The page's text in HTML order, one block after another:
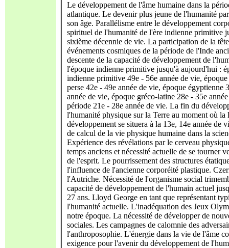
Le développement de l'âme humaine dans la
atlantique. Le devenir plus jeune de l'humanité
son âge. Parallélisme entre le développement
spirituel de l'humanité de l'ère indienne primitive
sixième décennie de vie. La participation de la
événements cosmiques de la période de l'Inde
descente de la capacité de développement de
l'époque indienne primitive jusqu'à aujourd'hui :
indienne primitive 49e - 56e année de vie,
perse 42e - 49e année de vie, époque égyptienne
année de vie, époque gréco-latine 28e - 35e
période 21e - 28e année de vie. La fin du
l'humanité physique sur la Terre au moment où la
développement se situera à la 13e, 14e année de
de calcul de la vie physique humaine dans la
Expérience des révélations par le cerveau
temps anciens et nécessité actuelle de se tourner
de l'esprit. Le pourrissement des structures
l'influence de l'ancienne corporéité plastique.
l'Autriche. Nécessité de l'organisme social
capacité de développement de l'humain actuel
27 ans. Lloyd George en tant que représentant
l'humanité actuelle. L'inadéquation des Jeux
notre époque. La nécessité de développer de
sociales. Les campagnes de calomnie des
l'anthroposophie. L'énergie dans la vie de l'âme
exigence pour l'avenir du développement de